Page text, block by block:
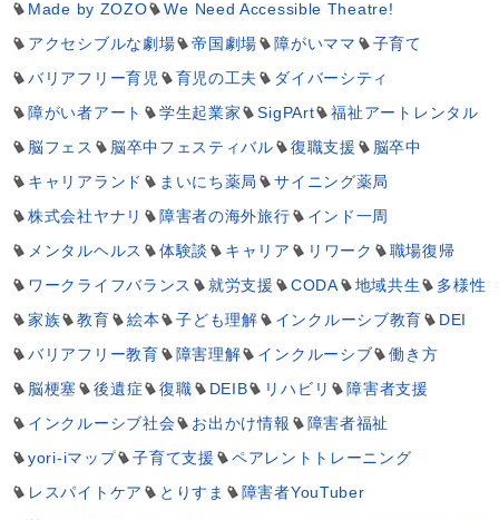
Made by ZOZO
We Need Accessible Theatre!
アクセシブルな劇場
帝国劇場 障がいママ
子育て
バリアフリー育児
育児の工夫
ダイバーシティ
障がい者アート
学生起業家 SigPArt
福祉アートレンタル
脳フェス
脳卒中フェスティバル 復職支援
脳卒中
キャリアランド
まいにち薬局
サイニング薬局
株式会社ヤナリ
障害者の海外旅行
インド一周
メンタルヘルス
体験談 キャリア リワーク
職場復帰
ワークライフバランス
就労支援 CODA 地域共生
多様性
家族
教育 絵本 子ども理解 インクルーシブ教育
DEI
バリアフリー教育
障害理解 インクルーシブ
働き方
脳梗塞
後遺症 復職 DEIB リハビリ
障害者支援
インクルーシブ社会
お出かけ情報
障害者福祉
yori-iマップ
子育て支援
ペアレントトレーニング
レスパイトケア
とりすま
障害者YouTuber